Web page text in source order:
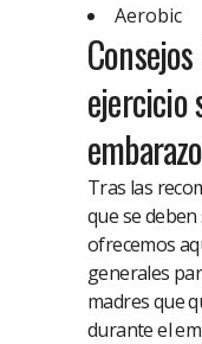
Aerobic
ejercicio
embarazo
Tras las
que se
ofrecemos
generales
madres que
durante el